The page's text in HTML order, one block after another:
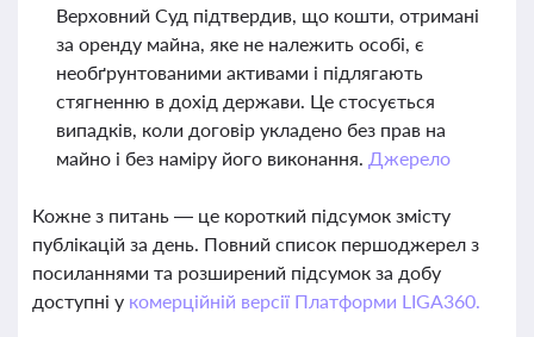
Верховний Суд підтвердив, що кошти, отримані
за оренду майна, яке не належить особі, є
необґрунтованими активами і підлягають
стягненню в дохід держави. Це стосується
випадків, коли договір укладено без прав на
майно і без наміру його виконання. Джерело
Кожне з питань — це короткий підсумок змісту
публікацій за день. Повний список першоджерел з
посиланнями та розширений підсумок за добу
доступні у комерційній версії Платформи LIGA360.